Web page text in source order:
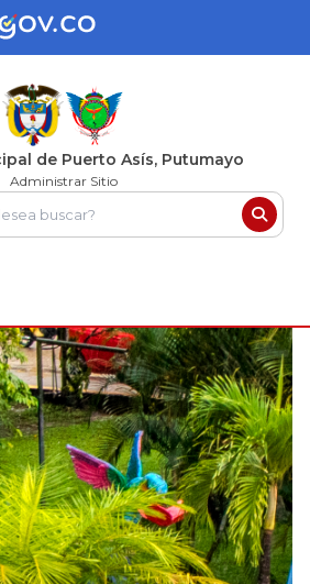
de Puerto Asís, Putumayo
Administrar Sitio